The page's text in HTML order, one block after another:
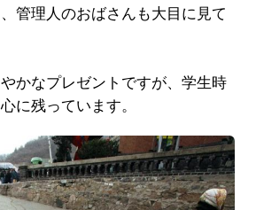
管理人のおばさんも大目に見て
かなプレゼントですが、学生時
に残っています。